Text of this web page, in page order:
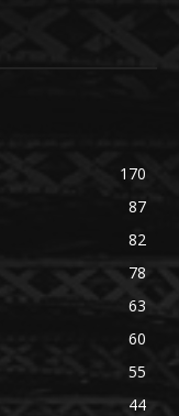
170
87
82
78
63
60
55
44